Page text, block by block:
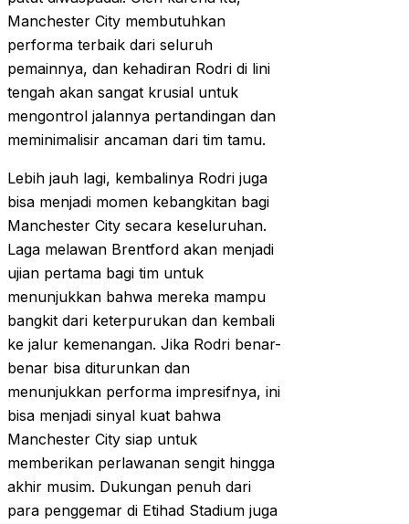
Manchester City membutuhkan
performa terbaik dari seluruh
pemainnya, dan kehadiran Rodri di lini
tengah akan sangat krusial untuk
mengontrol jalannya pertandingan dan
meminimalisir ancaman dari tim tamu.
Lebih jauh lagi, kembalinya Rodri juga
bisa menjadi momen kebangkitan bagi
Manchester City secara keseluruhan.
Laga melawan Brentford akan menjadi
ujian pertama bagi tim untuk
menunjukkan bahwa mereka mampu
bangkit dari keterpurukan dan kembali
ke jalur kemenangan. Jika Rodri benar-
benar bisa diturunkan dan
menunjukkan performa impresifnya, ini
bisa menjadi sinyal kuat bahwa
Manchester City siap untuk
memberikan perlawanan sengit hingga
akhir musim. Dukungan penuh dari
para penggemar di Etihad Stadium juga